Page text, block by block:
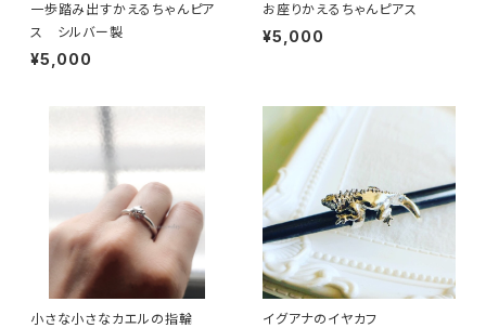
一歩踏み出すかえるちゃんピア
ス シルバー製
¥5,000
お座りかえるちゃんピアス
¥5,000
小さな小さなカエルの指輪 イグアナのイヤカフ